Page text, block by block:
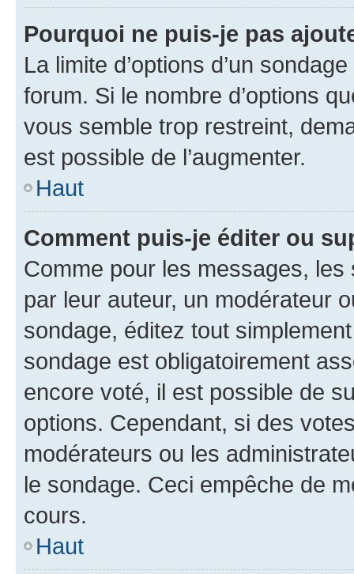
Pourquoi ne puis-je pas
La limite d’options d’un
forum. Si le nombre d’options
vous semble trop restreint,
est possible de l’augmenter.
Haut
Comment puis-je éditer ou
Comme pour les messages,
par leur auteur, un modérateur
sondage, éditez tout
sondage est obligatoirement
encore voté, il est possible de
options. Cependant, si des
modérateurs ou les
le sondage. Ceci empêche de
cours.
Haut